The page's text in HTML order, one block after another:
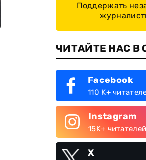
Поддержать
ЧИТАЙТЕ НАС В
Facebook
110 K+
Instagram
15K+ читателей
X